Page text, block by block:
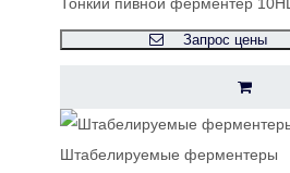
Запрос цены
Штабелируемые ферментеры